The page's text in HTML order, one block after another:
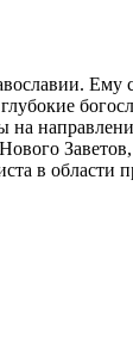
Ему
в области